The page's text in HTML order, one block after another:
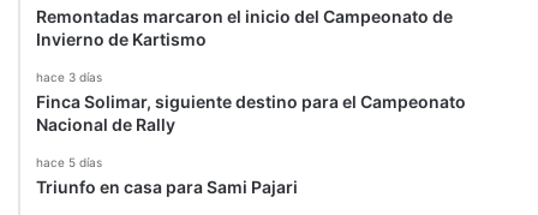
Remontadas marcaron el inicio del Campeonato de
Invierno de Kartismo
hace 3 días
Finca Solimar, siguiente destino para el Campeonato
Nacional de Rally
hace 5 días
Triunfo en casa para Sami Pajari